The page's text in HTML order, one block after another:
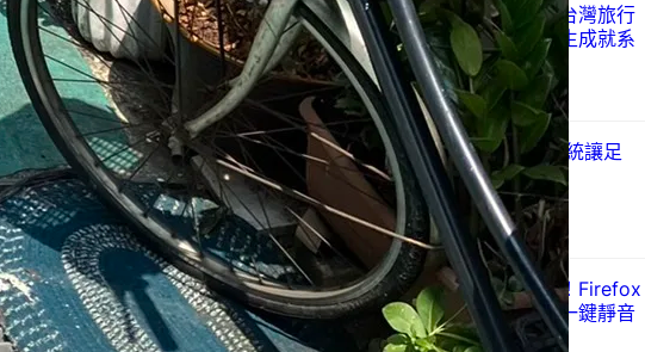
視覺化圖卡呈現你的真實人生：從台灣旅行
足跡到程式職涯，全面進化的「人生成就系
統」生態圈
2026 年 7 月 10 日
把旅行變成 RPG！開源旅遊成就系統讓足
跡、徽章、等級一次擁有
2026 年 7 月 9 日
帶來全新設定介面與未來圖檔格式！Firefox
152 穩定版正式釋出，新增網址列一鍵靜音
與跨網域金鑰登入